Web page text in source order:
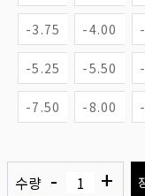
-3.75 -4.00
-5.25 -5.50
-7.50 -8.00
수량 - +